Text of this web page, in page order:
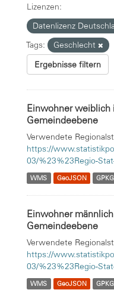
Lizenzen:
Datenlizenz
Tags:
Geschlecht
Ergebnisse filtern
Einwohner weiblich
Gemeindeebene
Verwendete
https://
03/%23%23Regio-
WMS GeoJSON GPKG
Einwohner
Gemeindeebene
Verwendete
https://
03/%23%23Regio-
WMS GeoJSON GPKG